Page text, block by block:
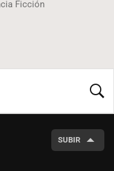
Ficción
SUBIR